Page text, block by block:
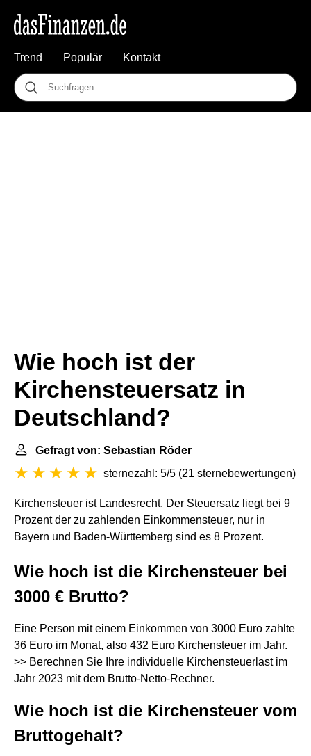
Trend Populär Kontakt
Wie hoch ist der
Kirchensteuersatz in
Deutschland?
Gefragt von: Sebastian Röder
sternezahl: 5/5 (21 sternebewertungen)
Kirchensteuer ist Landesrecht. Der Steuersatz liegt bei 9
Prozent der zu zahlenden Einkommensteuer, nur in
Bayern und Baden-Württemberg sind es 8 Prozent.
Wie hoch ist die Kirchensteuer bei
3000 € Brutto?
Eine Person mit einem Einkommen von 3000 Euro zahlte
36 Euro im Monat, also 432 Euro Kirchensteuer im Jahr.
>> Berechnen Sie Ihre individuelle Kirchensteuerlast im
Jahr 2023 mit dem Brutto-Netto-Rechner.
Wie hoch ist die Kirchensteuer vom
Bruttogehalt?